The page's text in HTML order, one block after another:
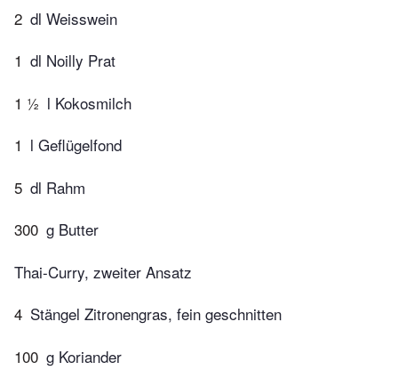
2 dl Weisswein
1 dl Noilly Prat
1 ½ l Kokosmilch
1 l Geflügelfond
5 dl Rahm
300 g Butter
Thai-Curry, zweiter Ansatz
4 Stängel Zitronengras, fein geschnitten
100 g Koriander